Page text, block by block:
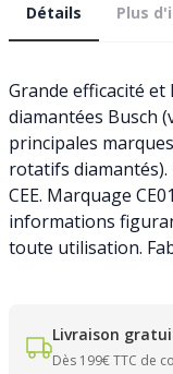
Détails Plus
Grande efficacité
diamantées Busch
principales
rotatifs diamantés).
CEE. Marquage
informations
toute utilisation.
Livraison
Dès 199€ TTC de